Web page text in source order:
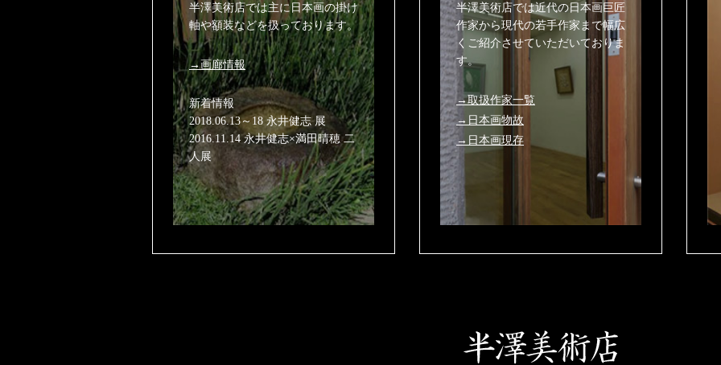
半澤美術店では主に日本画の掛け
軸や額装などを扱っております。
→画廊情報
新着情報
2018.06.13～18 永井健志 展
2016.11.14 永井健志×満田晴穂 二
人展
半澤美術店では近代の日本画巨匠
作家から現代の若手作家まで幅広
くご紹介させていただいておりま
す。
→取扱作家一覧
→日本画物故
→日本画現存